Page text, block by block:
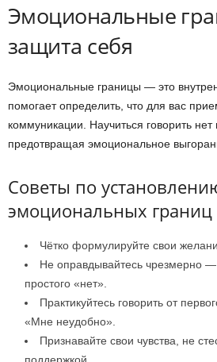
Эмоциональные
защита себя
Эмоциональные границы — это
помогает определить, что для вас
коммуникации. Научиться говорить нет
предотвращая эмоциональное
Советы по
эмоциональных границ
Чётко формулируйте свои
Не оправдывайтесь чрезмерно —
простого «нет».
Практикуйтесь говорить от
«Мне неудобно».
Признавайте свои чувства, не